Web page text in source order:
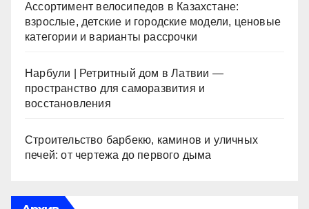
Ассортимент велосипедов в Казахстане:
взрослые, детские и городские модели, ценовые
категории и варианты рассрочки
Нарбули | Ретритный дом в Латвии —
пространство для саморазвития и
восстановления
Строительство барбекю, каминов и уличных
печей: от чертежа до первого дыма